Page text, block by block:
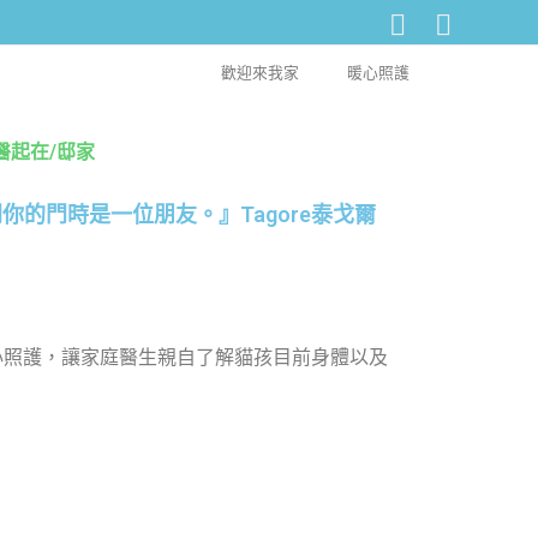
歡迎來我家 暖心照護
起在/邸家
的門時是一位朋友。』Tagore泰戈爾
護，讓家庭醫生親自了解貓孩目前身體以及